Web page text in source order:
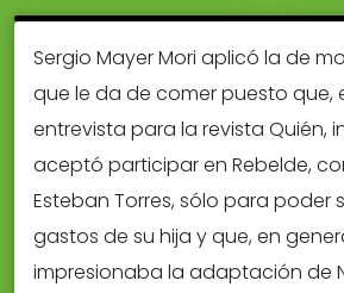
Sergio Mayer Mori aplicó la de
que le da de comer puesto que,
entrevista para la revista Quién,
aceptó participar en Rebelde,
Esteban Torres, sólo para poder
gastos de su hija y que, en
impresionaba la adaptación de